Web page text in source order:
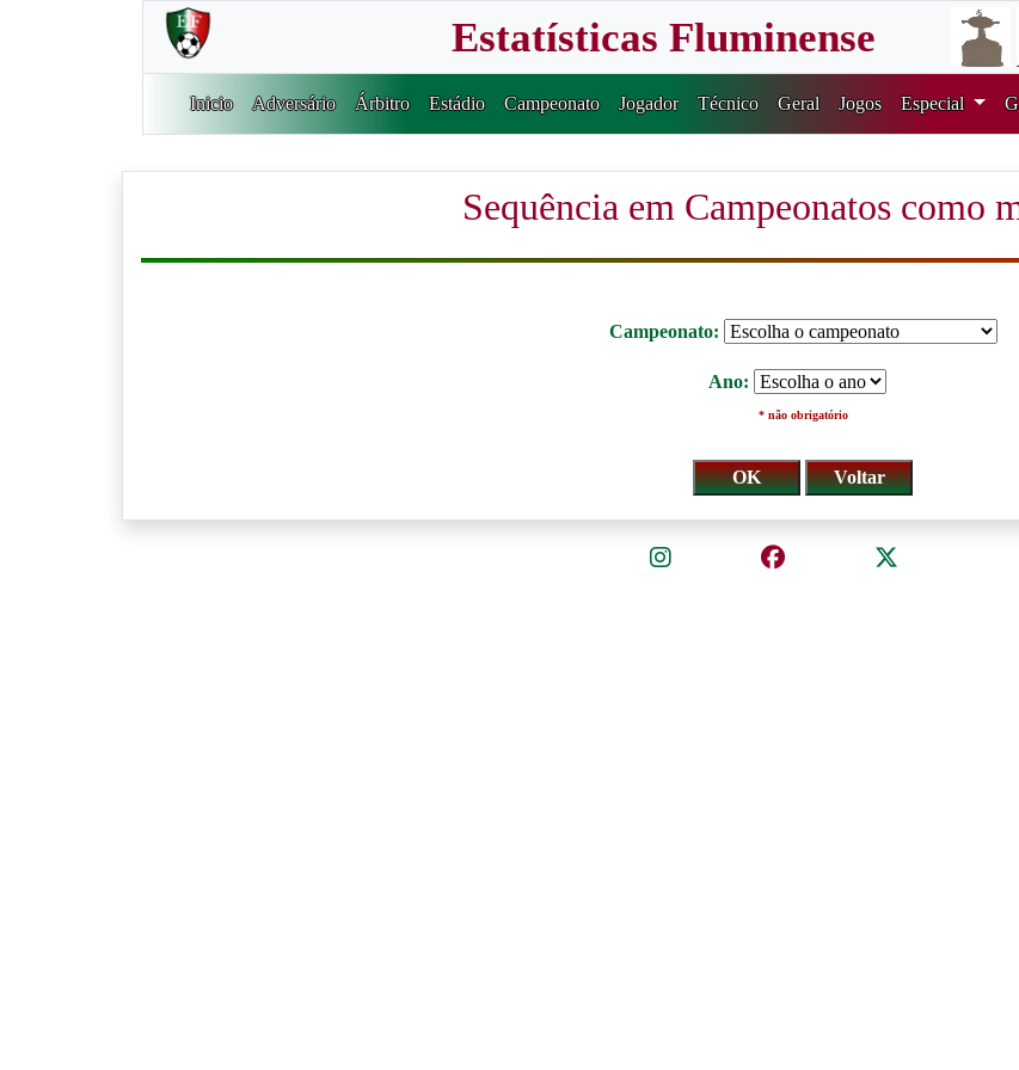
Estatísticas Fluminense
Inicio Adversário Árbitro Estádio Campeonato Jogador Técnico Geral Jogos Especial
Sequência em Campeonatos como
Campeonato:
Ano:
* não obrigatório